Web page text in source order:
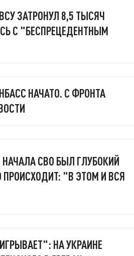
ЗАТРОНУЛ 8,5 ТЫСЯЧ
С "БЕСПРЕЦЕДЕНТНЫМ
НАЧАТО. С ФРОНТА
СВО БЫЛ ГЛУБОКИЙ
"В ЭТОМ И ВСЯ
НА УКРАИНЕ